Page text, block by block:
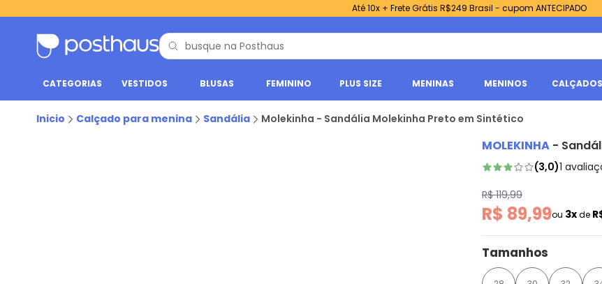
Até 10x + Frete Grátis R$249 Brasil - cupom ANTECIPADO
CATEGORIAS VESTIDOS BLUSAS FEMININO PLUS SIZE MENINAS MENINOS CALÇADOS
Inicio Calçado para menina Sandália Molekinha - Sandália Molekinha Preto em Sintético
MOLEKINHA -
(3,0)1
R$ 119,99
R$ 89,99ou 3xde
Tamanhos